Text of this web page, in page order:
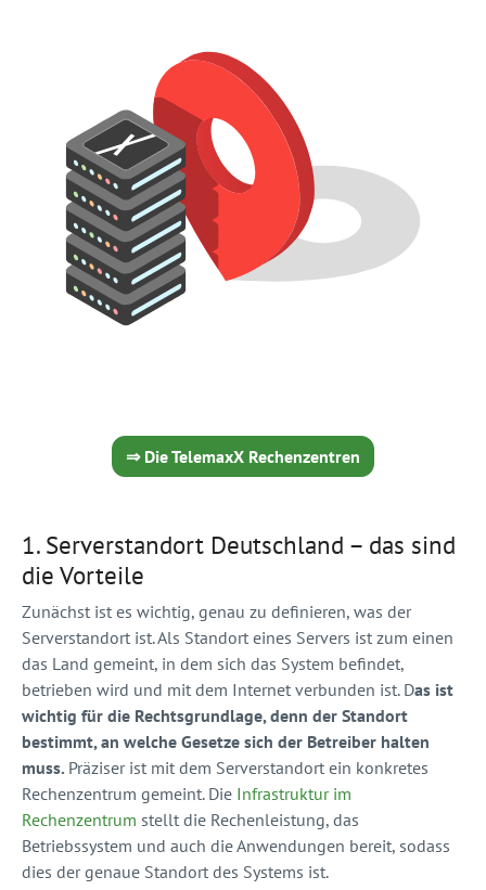
⇒ Die TelemaxX Rechenzentren
1. Serverstandort Deutschland – das sind
die Vorteile
Zunächst ist es wichtig, genau zu definieren, was der
Serverstandort ist. Als Standort eines Servers ist zum einen
das Land gemeint, in dem sich das System befindet,
betrieben wird und mit dem Internet verbunden ist. Das ist
wichtig für die Rechtsgrundlage, denn der Standort
bestimmt, an welche Gesetze sich der Betreiber halten
muss. Präziser ist mit dem Serverstandort ein konkretes
Rechenzentrum gemeint. Die Infrastruktur im
Rechenzentrum stellt die Rechenleistung, das
Betriebssystem und auch die Anwendungen bereit, sodass
dies der genaue Standort des Systems ist.